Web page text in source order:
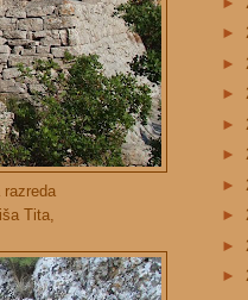
Tita,
►
►
►
►
►
►
►
►
►